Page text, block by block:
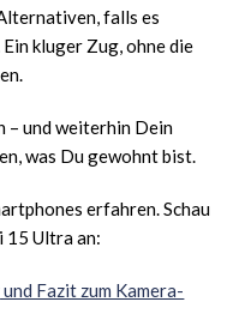
falls es
kluger Zug, ohne die
– und weiterhin Dein
was Du gewohnt bist.
erfahren. Schau
15 Ultra an:
Fazit zum Kamera-